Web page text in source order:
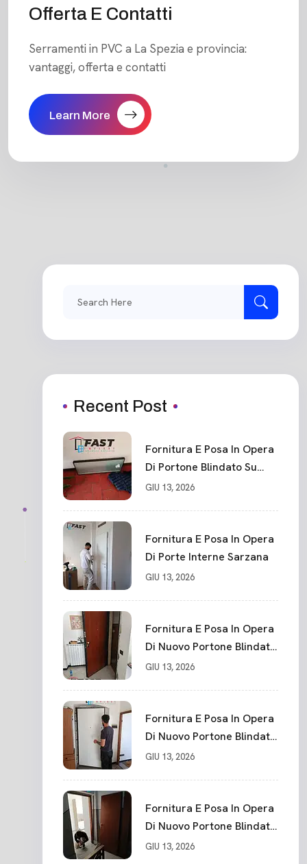
Offerta E Contatti
Serramenti in PVC a La Spezia e provincia:
vantaggi, offerta e contatti
Learn More
Recent Post
Fornitura E Posa In Opera
Di Portone Blindato Su
Misura In PVC, Panello
Punti La Spezia
GIU 13, 2026
Fornitura E Posa In Opera
Di Porte Interne Sarzana
GIU 13, 2026
Fornitura E Posa In Opera
Di Nuovo Portone Blindato
La Spezia
GIU 13, 2026
Fornitura E Posa In Opera
Di Nuovo Portone Blindato
Classe 3 Sicurezza
GIU 13, 2026
Fornitura E Posa In Opera
Di Nuovo Portone Blindato
Ceparana
GIU 13, 2026